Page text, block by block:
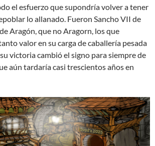
el esfuerzo que supondría volver a tener
lo allanado. Fueron Sancho VII de
Aragón, que no Aragorn, los que
valor en su carga de caballería pesada
victoria cambió el signo para siempre de
aún tardaría casi trescientos años en